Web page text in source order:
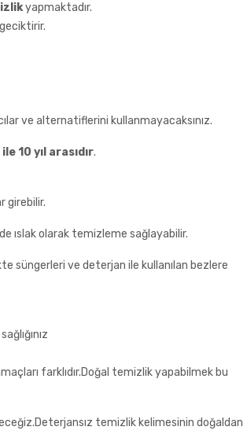
yapmaktadır.
ve alternatiflerini kullanmayacaksınız.
10 yıl arasıdır.
girebilir.
ıslak olarak temizleme sağlayabilir.
süngerleri ve deterjan ile kullanılan bezlere
farklıdır.Doğal temizlik yapabilmek bu
temizlik kelimesinin doğaldan